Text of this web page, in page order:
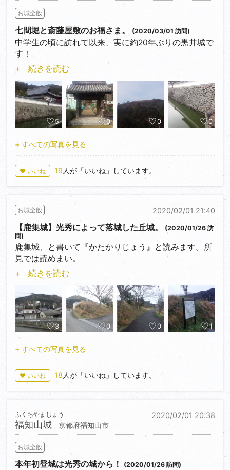
藩邸の創設は正徳四年（1714）。上記の経緯で移封さ
れたので当然のように財政難。さらに幕府から陣屋建
造の許可がなかなか下りず、ようやく許されたのが入
封からなんと約18年後の正徳三年（1713）だったそう
です。
ところが、文政元年（1818）に失火によって陣屋門を
残して全焼。その後、文政三年（1820）になんとか再
建されたのが現存する御殿となります。
現存する御殿は表御殿の一部で、玄関、式台、御使者
の間、同次の間、書院上段の間、同次の間御使者の
間、同次の間、長柄の間からなり、全体規模の約5分
の1が明治の取り壊しをも免れて残っています。
内部撮影が出来ないのは残念ですが、千鳥破風と唐破
派なものです。
創設当初から残る陣屋の正門であった長屋門や敷地内
に平面整備された台所跡や御用所跡、井戸跡も見所で
す。
また町内に移築されて現存している『太鼓やぐら』は
見逃せません。元々は大手門脇に建っていたそうで、
町内の監視の他に番所としての機能もあったようで
す。
町内には当時の町割りがよく残っていたり、柏原八幡
神社や『木の根橋』など見所が多いので、半日コース
から十分堪能出来ますよ。
お城全般
七間堀と斎藤屋敷のお福さま。 (2020/03/01 訪問)
中学生の頃に訪れて以来、実に約20年ぶりの黒井城で
す！
…しかし到着が午後3時半。黒井城は猪ノ口山全体の
みならず周辺の山々をも取り込んで要塞化したような
大規模な山城ですので、さすがに登山は時間が…とい
うことで、今回は麓の下館のみで勘弁して下さいm(_
_)m
傷による破傷風（？）で亡くなると丹波の勢力は急速
に衰えを見せ、その翌年の八月、堅固を誇った黒井城
がついに落城しました。
その後、戦後処理のため黒井城に入ったのは明智光秀
地…元々黒井城主が日常生活を送っていた館の跡に新
たに自らの館『斎藤屋敷』を構え、西丹波の治安維持
とともに善政をしいたといわれています。そして天正
九年（1582）に廃城となり丹波亀山に移るまでの約三
年間を、主君が本拠地としていた亀山城を往来しなが
らここで過ごしたそうです。
また、この館で生を受けた利三の息女は三歳になるま
でをここで過ごし、その利発さと愛らしさから『斎藤
屋敷のお福さま』と呼ばれ、今でも産湯に使用した井
戸と、よく座って遊んでいたという腰掛け石が残って
います。
そのお福さまこそ、波瀾万丈の生い立ちの末に徳川家
光の乳母となり幕府の権力者となる春日局なのです。
黒井城に登れぬ無念をぐっとこらえ、その分まで興禅
寺を隅々まで見ていくことにしましょう。
やはり目を引くのは『七間堀』と呼ばれる約80mにも
をとどめているようで、石垣はよく見るとあちこちに
後世の補修が入っているように見受けられますが、よ
く本来の姿をとどめているそうです。
これだけでも見どころ十分ですが、楼門から少し下っ
たところにある惣門は黒井城の門材を用いて築いた、
+ 続きを読む
5 0 0 0
+ すべての写真を見る
♥ いいね 19人が「いいね」しています。
2020/02/01 21:40
お城全般
【鹿集城】光秀によって落城した丘城。
(2020/01/26 訪
問)
鹿集城、と書いて『かたかりじょう』と読みます。所
見では読めまい。
兵庫県丹波市市島町、一つ山を越えればすぐ福知山と
いうところにあります。
福知山城からの帰路、そんな所見殺しの城に立ち寄っ
てみました。
説明板によると、元々の城名は『鹿聚（ろくしゅう）
城』と名付けられ、後に『鹿集城』と書くようになっ
たとのこと。
承久三年（1221）源範頼の次男の吉見資重が氷上郡鹿
集の庄に地頭として入り、上垣集落に続く小高い丘に
築城したと推定されますが、詳細な年代は不明。
塞化したもので、平時の生活の場でもあったようで
す。
また、鹿集城の下を流れる川を天然の堀として利用し
たことでしょう。
その他、詳しいことはわかっていないようですが、天
+ 続きを読む
3 0 0 1
+ すべての写真を見る
♥ いいね 18 人が「いいね」しています。
2020/02/01 20:38
福知山城
ふくちやまじょう
京都府福知山市
お城全般
本年初登城は光秀の城から！ (2020/01/26 訪問)